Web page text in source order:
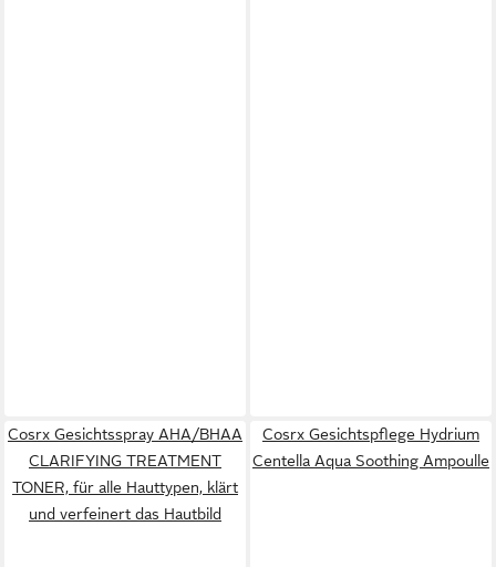
Cosrx Gesichtsspray AHA/BHAA
CLARIFYING TREATMENT
TONER, für alle Hauttypen, klärt
und verfeinert das Hautbild
Cosrx Gesichtspflege Hydrium
Centella Aqua Soothing Ampoulle